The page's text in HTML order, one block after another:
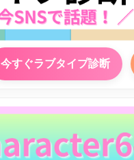
今すぐラブタイプ診断